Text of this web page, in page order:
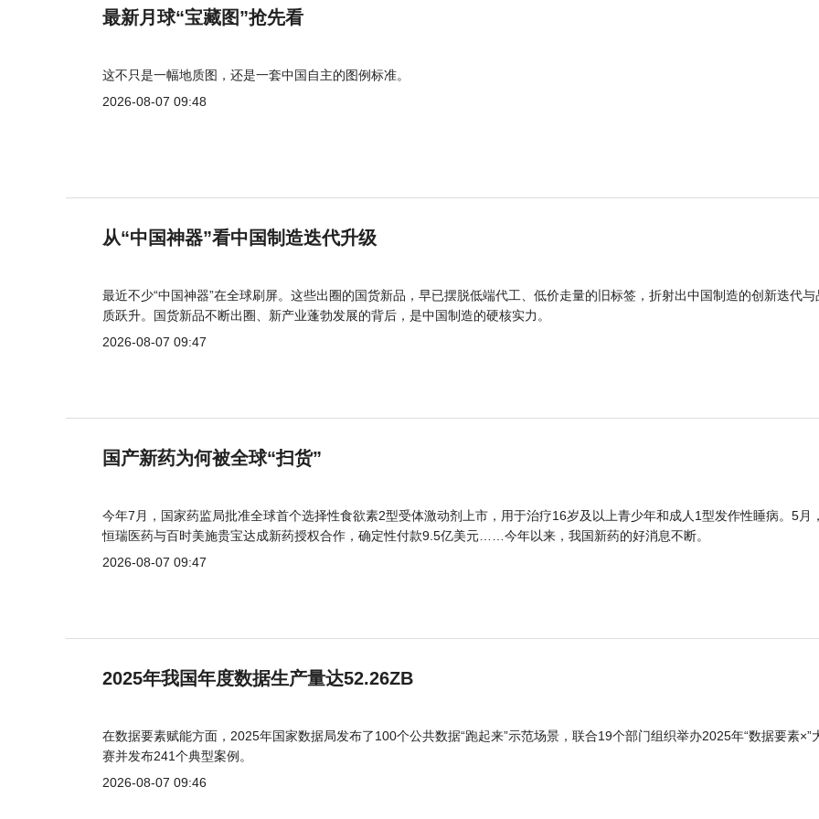
最新月球“宝藏图”抢先看
这不只是一幅地质图，还是一套中国自主的图例标准。
2026-08-07 09:48
从“中国神器”看中国制造迭代升级
最近不少“中国神器”在全球刷屏。这些出圈的国货新品，早已摆脱低端代工、低价走量的旧标签，折射出中国制造的创新迭代与
质跃升。国货新品不断出圈、新产业蓬勃发展的背后，是中国制造的硬核实力。
2026-08-07 09:47
国产新药为何被全球“扫货”
今年7月，国家药监局批准全球首个选择性食欲素2型受体激动剂上市，用于治疗16岁及以上青少年和成人1型发作性睡病。5月
恒瑞医药与百时美施贵宝达成新药授权合作，确定性付款9.5亿美元……今年以来，我国新药的好消息不断。
2026-08-07 09:47
2025年我国年度数据生产量达52.26ZB
在数据要素赋能方面，2025年国家数据局发布了100个公共数据“跑起来”示范场景，联合19个部门组织举办2025年“数据要素×”
赛并发布241个典型案例。
2026-08-07 09:46